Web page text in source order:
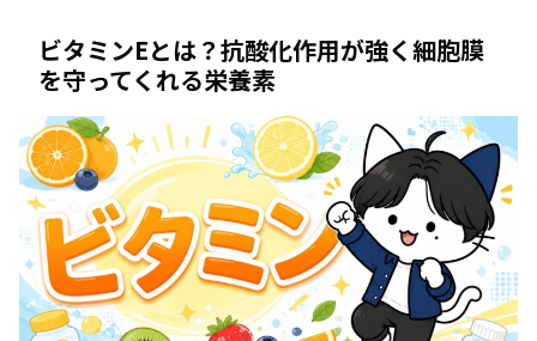
ビタミンEとは？抗酸化作用が強く細胞膜
を守ってくれる栄養素